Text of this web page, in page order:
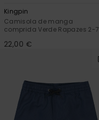
Kingpin
Camisola de manga
comprida Verde Rapazes 2-7
22,00 €